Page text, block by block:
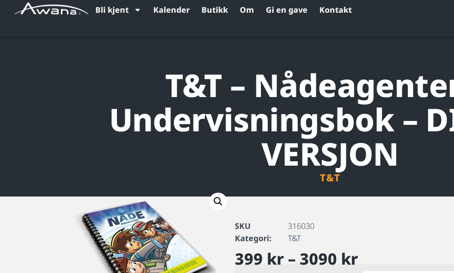
Bli kjent Kalender Butikk Om Gi en gave Kontakt
T&T –
Undervisningsbok –
VERSJON
T&T
SKU
316030
Kategori:
T&T
399 kr – 3090 kr